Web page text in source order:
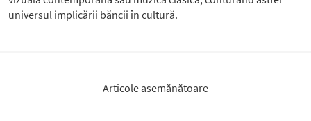
universul implicării băncii în cultură.
Articole asemănătoare